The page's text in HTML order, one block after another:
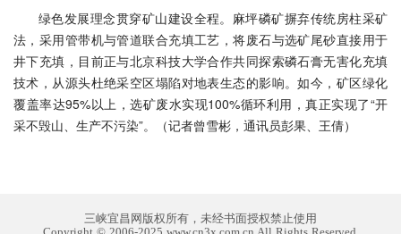
绿色发展理念贯穿矿山建设全程。麻坪磷矿摒弃传统房柱采矿
法，采用管带机与管道联合充填工艺，将废石与选矿尾砂直接用于
井下充填，目前正与北京科技大学合作共同探索磷石膏无害化充填
技术，从源头杜绝采空区塌陷对地表生态的影响。如今，矿区绿化
覆盖率达95%以上，选矿废水实现100%循环利用，真正实现了“开
采不毁山、生产不污染”。（记者曾雪彬，通讯员彭果、王倩）
三峡宜昌网版权所有，未经书面授权禁止使用